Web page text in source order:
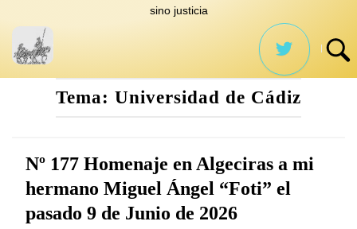
sino justicia
Tema: Universidad de Cádiz
Nº 177 Homenaje en Algeciras a mi
hermano Miguel Ángel “Foti” el
pasado 9 de Junio de 2026